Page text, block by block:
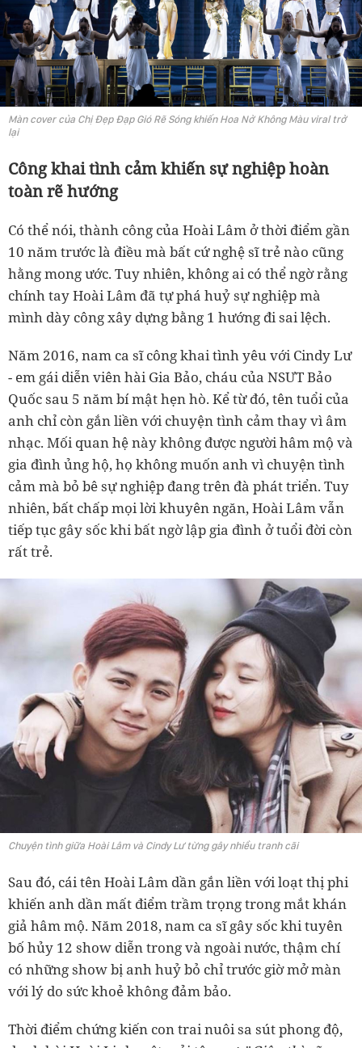
Màn cover của Chị Đẹp Đạp Gió Rẽ Sóng khiến Hoa Nở Không Màu viral trở
lại
Công khai tình cảm khiến sự nghiệp hoàn
toàn rẽ hướng
Có thể nói, thành công của Hoài Lâm ở thời điểm gần
10 năm trước là điều mà bất cứ nghệ sĩ trẻ nào cũng
hằng mong ước. Tuy nhiên, không ai có thể ngờ rằng
chính tay Hoài Lâm đã tự phá huỷ sự nghiệp mà
mình dày công xây dựng bằng 1 hướng đi sai lệch.
Năm 2016, nam ca sĩ công khai tình yêu với Cindy Lư
- em gái diễn viên hài Gia Bảo, cháu của NSƯT Bảo
Quốc sau 5 năm bí mật hẹn hò. Kể từ đó, tên tuổi của
anh chỉ còn gắn liền với chuyện tình cảm thay vì âm
nhạc. Mối quan hệ này không được người hâm mộ và
gia đình ủng hộ, họ không muốn anh vì chuyện tình
cảm mà bỏ bê sự nghiệp đang trên đà phát triển. Tuy
nhiên, bất chấp mọi lời khuyên ngăn, Hoài Lâm vẫn
tiếp tục gây sốc khi bất ngờ lập gia đình ở tuổi đời còn
rất trẻ.
Chuyện tình giữa Hoài Lâm và Cindy Lư từng gây nhiều tranh cãi
Sau đó, cái tên Hoài Lâm dần gắn liền với loạt thị phi
khiến anh dần mất điểm trầm trọng trong mắt khán
giả hâm mộ. Năm 2018, nam ca sĩ gây sốc khi tuyên
bố hủy 12 show diễn trong và ngoài nước, thậm chí
có những show bị anh huỷ bỏ chỉ trước giờ mở màn
với lý do sức khoẻ không đảm bảo.
Thời điểm chứng kiến con trai nuôi sa sút phong độ,